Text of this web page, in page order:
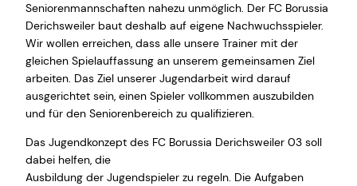
Seniorenmannschaften nahezu unmöglich. Der FC Borussia
Derichsweiler baut deshalb auf eigene Nachwuchsspieler.
Wir wollen erreichen, dass alle unsere Trainer mit der
gleichen Spielauffassung an unserem gemeinsamen Ziel
arbeiten. Das Ziel unserer Jugendarbeit wird darauf
ausgerichtet sein, einen Spieler vollkommen auszubilden
und für den Seniorenbereich zu qualifizieren.
Das Jugendkonzept des FC Borussia Derichsweiler 03 soll
dabei helfen, die
Ausbildung der Jugendspieler zu regeln. Die Aufgaben